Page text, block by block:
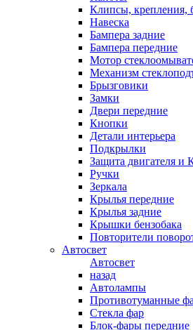
Клипсы, крепления,
Навеска
Бампера задние
Бампера передние
Мотор
Механизм
Брызговики
Замки
Двери передние
Кнопки
Детали интерьера
Подкрылки
Защита двигателя и
Ручки
Зеркала
Крылья передние
Крылья задние
Крышки бензобака
Повторители
Автосвет
Автосвет
назад
Автолампы
Противотуманные
Стекла фар
Блок-фары передние